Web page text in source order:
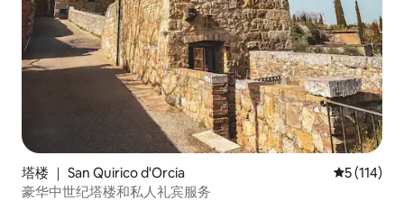
塔楼 ｜ San Quirico d'Orcia 平均评分 5
5 (114)
豪华中世纪塔楼和私人礼宾服务